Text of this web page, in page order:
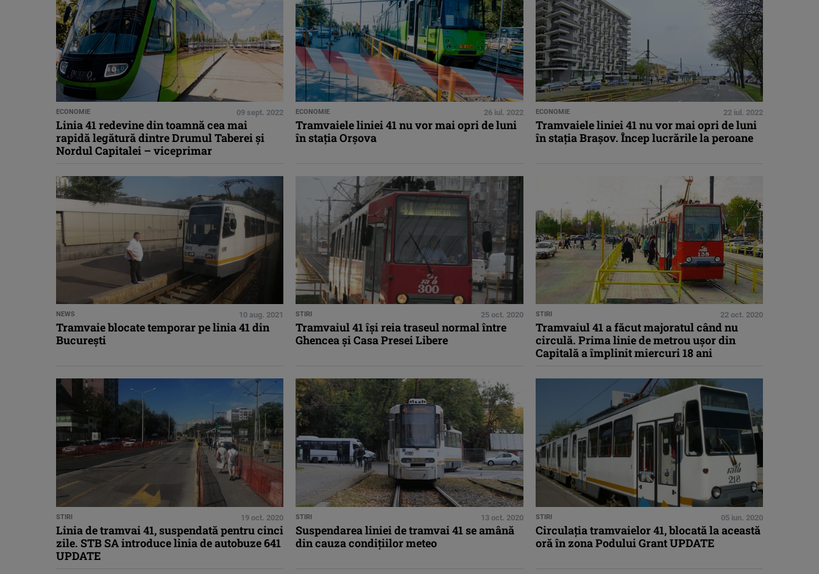
ECONOMIE 09 sept. 2022
Linia 41 redevine din toamnă cea mai
rapidă legătură dintre Drumul Taberei și
Nordul Capitalei – viceprimar
ECONOMIE 26 iul. 2022
Tramvaiele liniei 41 nu vor mai opri de luni
în stația Orșova
ECONOMIE 22 iul. 2022
Tramvaiele liniei 41 nu vor mai opri de luni
în stația Brașov. Încep lucrările la peroane
NEWS 10 aug. 2021
Tramvaie blocate temporar pe linia 41 din
București
STIRI 25 oct. 2020
Tramvaiul 41 îşi reia traseul normal între
Ghencea şi Casa Presei Libere
STIRI 22 oct. 2020
Tramvaiul 41 a făcut majoratul când nu
circulă. Prima linie de metrou ușor din
Capitală a împlinit miercuri 18 ani
STIRI 19 oct. 2020
Linia de tramvai 41, suspendată pentru cinci
zile. STB SA introduce linia de autobuze 641
UPDATE
STIRI 13 oct. 2020
Suspendarea liniei de tramvai 41 se amână
din cauza condiţiilor meteo
STIRI 05 iun. 2020
Circulaţia tramvaielor 41, blocată la această
oră în zona Podului Grant UPDATE